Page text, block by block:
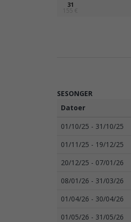
31
155 €
SESONGER
Datoer
01/10/25 - 31/10/25
01/11/25 - 19/12/25
20/12/25 - 07/01/26
08/01/26 - 31/03/26
01/04/26 - 30/04/26
01/05/26 - 31/05/26